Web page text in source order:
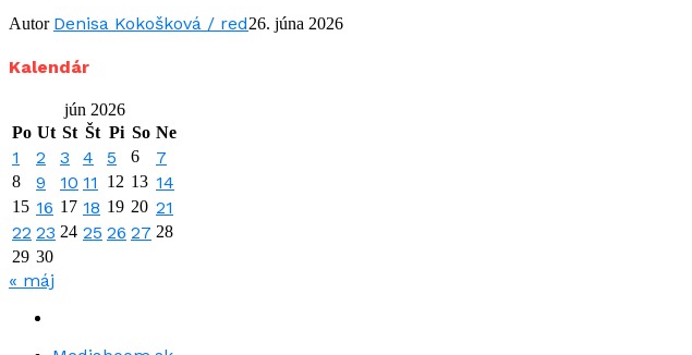
Autor Denisa Kokošková / red26. júna 2026
Kalendár
jún 2026
Po Ut St Št Pi So Ne
1 2 3 4 5 6 7
8 9 10 11 12 13 14
15 16 17 18 19 20 21
22 23 24 25 26 27 28
29 30
« máj